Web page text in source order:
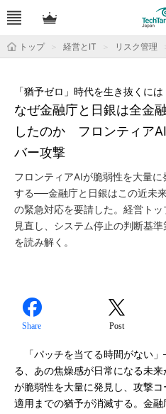
トップ 経営とIT リスク管理
なぜ金融庁と日銀は全金
したのか フロンティア
バー攻撃
「猶予ゼロ」時代を生き抜くには
フロンティアAIが脆弱性を大量
する──金融庁と日銀はこの近未
の緊急対応を要請した。経営ト
見直し、システム停止の判断基
を読み解く。
Share Post
「パッチを当てる時間がない
る、あの焦燥感が日常になる未
が脆弱性を大量に発見し、攻撃
適用までの猶予が消滅する。金